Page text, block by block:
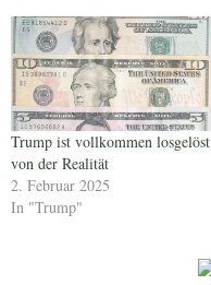
Trump ist vollkommen losgelöst
von der Realität
2. Februar 2025
In "Trump"